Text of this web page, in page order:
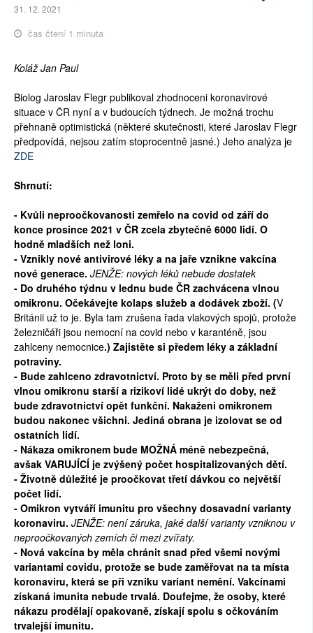
31. 12. 2021
čas čtení 1 minuta
Koláž Jan Paul
Biolog Jaroslav Flegr publikoval zhodnoceni koronavirové
situace v ČR nyní a v budoucích týdnech. Je možná trochu
přehnaně optimistická (některé skutečnosti, které Jaroslav Flegr
předpovídá, nejsou zatím stoprocentně jasné.) Jeho analýza je
ZDE
Shrnutí:
- Kvůli neproočkovanosti zemřelo na covid od září do
konce prosince 2021 v ČR zcela zbytečně 6000 lidí. O
hodně mladších než loni.
- Vznikly nové antivirové léky a na jaře vznikne vakcína
nové generace. JENŽE: nových léků nebude dostatek
- Do druhého týdnu v lednu bude ČR zachvácena vlnou
omikronu. Očekávejte kolaps služeb a dodávek zboží. (V
Británii už to je. Byla tam zrušena řada vlakových spojů, protože
železničáři jsou nemocní na covid nebo v karanténě, jsou
zahlceny nemocnice.) Zajistěte si předem léky a základní
potraviny.
- Bude zahlceno zdravotnictví. Proto by se měli před první
vlnou omikronu starší a rizikoví lidé ukrýt do doby, než
bude zdravotnictví opět funkční. Nakaženi omikronem
budou nakonec všichni. Jediná obrana je izolovat se od
ostatních lidí.
- Nákaza omikronem bude MOŽNÁ méně nebezpečná,
avšak VARUJÍCÍ je zvýšený počet hospitalizovaných dětí.
- Životně důležité je proočkovat třetí dávkou co největší
počet lidí.
- Omikron vytváří imunitu pro všechny dosavadní varianty
koronaviru. JENŽE: není záruka, jaké další varianty vzniknou v
neproočkovaných zemích či mezi zvířaty.
- Nová vakcína by měla chránit snad před všemi novými
variantami covidu, protože se bude zaměřovat na ta místa
koronaviru, která se při vzniku variant nemění. Vakcínami
získaná imunita nebude trvalá. Doufejme, že osoby, které
nákazu prodělají opakovaně, získají spolu s očkováním
trvalejší imunitu.